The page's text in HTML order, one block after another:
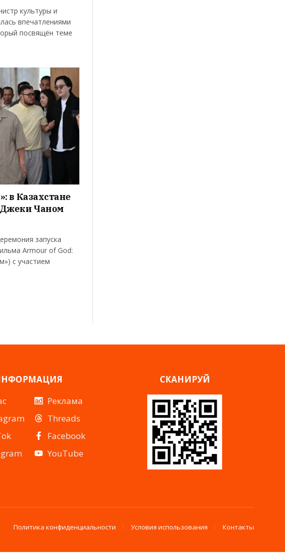
культуры и
впечатлениями
посвящён теме
в Казахстане
Джеки Чаном
запуска
Armour of God:
с участием
Реклама
Threads
Facebook
YouTube
СКАНИРУЙ
Политика конфиденциальности Условия использования Контакты